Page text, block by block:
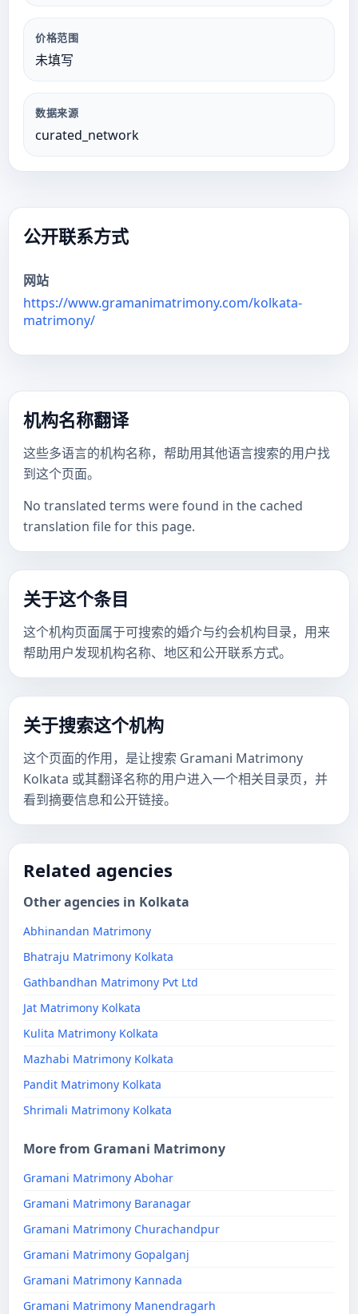
价格范围
未填写
数据来源
curated_network
公开联系方式
网站
https://www.gramanimatrimony.com/kolkata-
matrimony/
机构名称翻译
这些多语言的机构名称，帮助用其他语言搜索的用户找
到这个页面。
No translated terms were found in the cached
translation file for this page.
关于这个条目
这个机构页面属于可搜索的婚介与约会机构目录，用来
帮助用户发现机构名称、地区和公开联系方式。
关于搜索这个机构
这个页面的作用，是让搜索 Gramani Matrimony
Kolkata 或其翻译名称的用户进入一个相关目录页，并
看到摘要信息和公开链接。
Related agencies
Other agencies in Kolkata
Abhinandan Matrimony
Bhatraju Matrimony Kolkata
Gathbandhan Matrimony Pvt Ltd
Jat Matrimony Kolkata
Kulita Matrimony Kolkata
Mazhabi Matrimony Kolkata
Pandit Matrimony Kolkata
Shrimali Matrimony Kolkata
More from Gramani Matrimony
Gramani Matrimony Abohar
Gramani Matrimony Baranagar
Gramani Matrimony Churachandpur
Gramani Matrimony Gopalganj
Gramani Matrimony Kannada
Gramani Matrimony Manendragarh